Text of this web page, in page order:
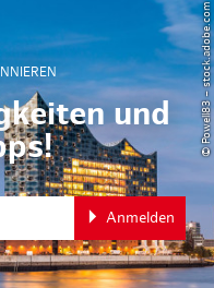
und
Anmelden
© Powell83 – stock.adobe.com